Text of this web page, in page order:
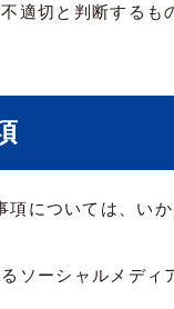
適切と判断するも
項については、い
ソーシャルメディ